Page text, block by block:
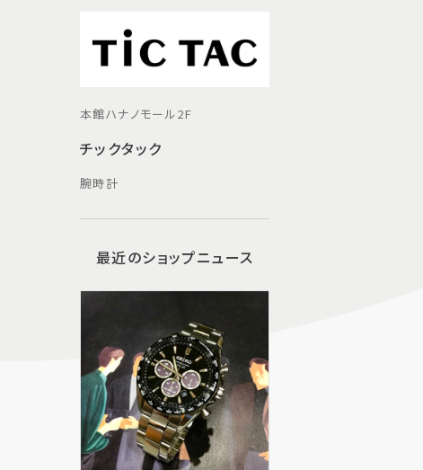
本館ハナノモール2F
チックタック
腕時計
最近のショップニュース